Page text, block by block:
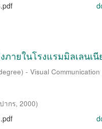
ายในโรงแรมมิลเลนเ
- Visual
ากร, 2000)